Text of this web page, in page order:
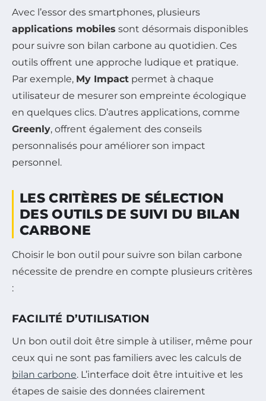
Avec l’essor des smartphones, plusieurs
applications mobiles sont désormais disponibles
pour suivre son bilan carbone au quotidien. Ces
outils offrent une approche ludique et pratique.
Par exemple, My Impact permet à chaque
utilisateur de mesurer son empreinte écologique
en quelques clics. D’autres applications, comme
Greenly, offrent également des conseils
personnalisés pour améliorer son impact
personnel.
LES CRITÈRES DE SÉLECTION
DES OUTILS DE SUIVI DU BILAN
CARBONE
Choisir le bon outil pour suivre son bilan carbone
nécessite de prendre en compte plusieurs critères
:
FACILITÉ D’UTILISATION
Un bon outil doit être simple à utiliser, même pour
ceux qui ne sont pas familiers avec les calculs de
bilan carbone. L’interface doit être intuitive et les
étapes de saisie des données clairement